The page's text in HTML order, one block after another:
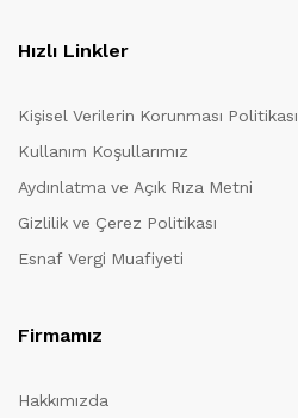
Hızlı Linkler
Kişisel Verilerin Korunması Politikası
Kullanım Koşullarımız
Aydınlatma ve Açık Rıza Metni
Gizlilik ve Çerez Politikası
Esnaf Vergi Muafiyeti
Firmamız
Hakkımızda